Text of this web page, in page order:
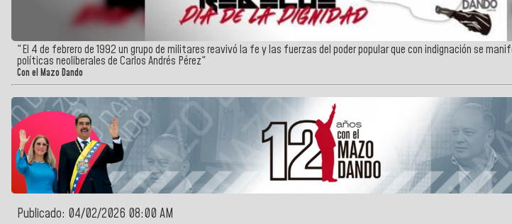
"El 4 de febrero de 1992 un grupo de militares reavivó la fe y las fuerzas del poder popular que con indignación se
políticas neoliberales de Carlos Andrés Pérez"
Con el Mazo Dando
Publicado: 04/02/2026 08:00 AM